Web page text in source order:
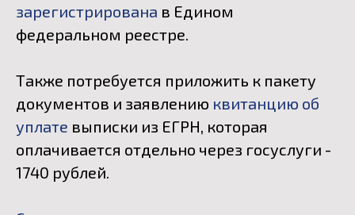
зарегистрирована в Едином
федеральном реестре.
Также потребуется приложить к пакету
документов и заявлению квитанцию об
уплате выписки из ЕГРН, которая
оплачивается отдельно через госуслуги -
1740 рублей.